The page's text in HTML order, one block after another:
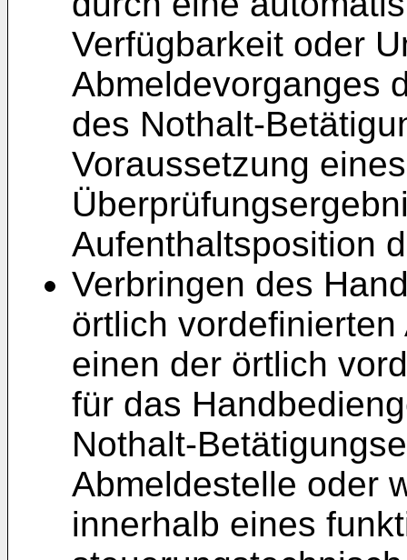
Verfügbarkeit oder
Abmeldevorganges
des Nothalt-
Voraussetzung
Aufenthaltsposition
Verbringen des
örtlich
einen der örtlich
für das
Nothalt-
Abmeldestelle oder
innerhalb eines